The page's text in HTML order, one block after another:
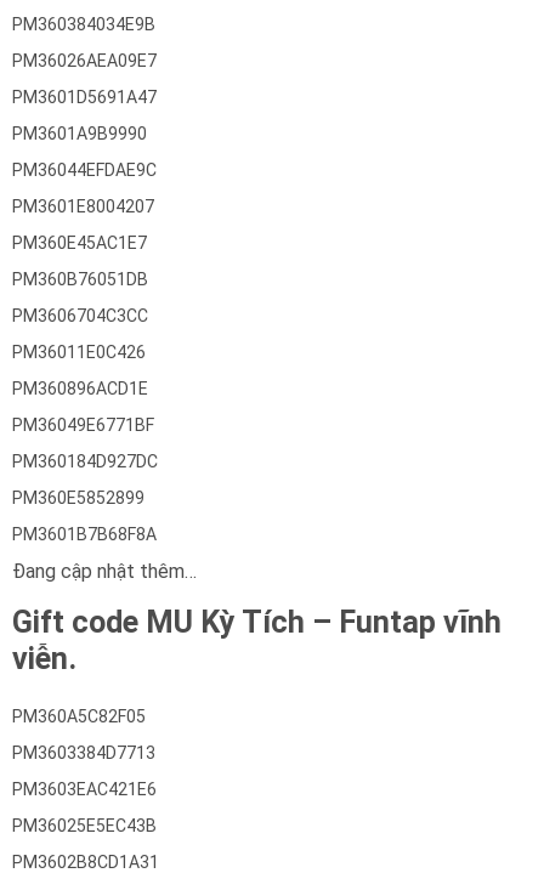
PM360384034E9B
PM36026AEA09E7
PM3601D5691A47
PM3601A9B9990
PM36044EFDAE9C
PM3601E8004207
PM360E45AC1E7
PM360B76051DB
PM3606704C3CC
PM36011E0C426
PM360896ACD1E
PM36049E6771BF
PM360184D927DC
PM360E5852899
PM3601B7B68F8A
Đang cập nhật thêm…
Gift code MU Kỳ Tích – Funtap vĩnh
viễn.
PM360A5C82F05
PM3603384D7713
PM3603EAC421E6
PM36025E5EC43B
PM3602B8CD1A31